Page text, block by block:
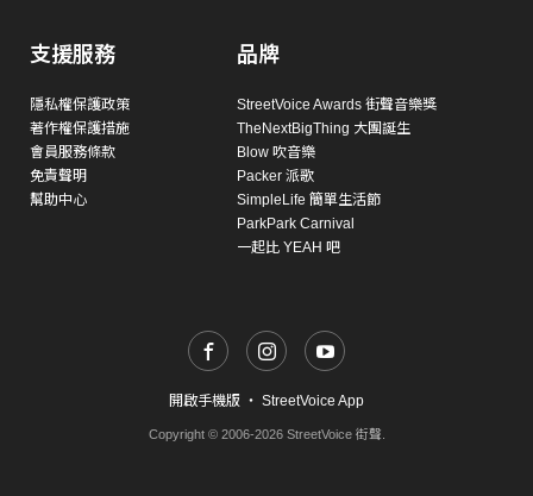
支援服務
隱私權保護政策
著作權保護措施
會員服務條款
免責聲明
幫助中心
品牌
StreetVoice Awards 街聲音樂獎
TheNextBigThing 大團誕生
Blow 吹音樂
Packer 派歌
SimpleLife 簡單生活節
ParkPark Carnival
一起比 YEAH 吧
開啟手機版 ・ StreetVoice App
Copyright © 2006-2026 StreetVoice 街聲.